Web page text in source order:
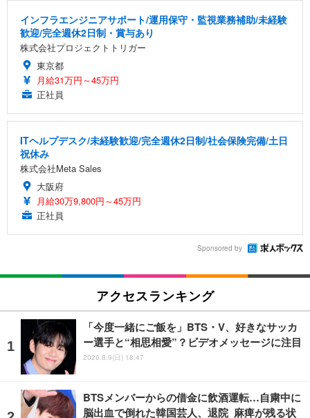
インフラエンジニアサポート/運用保守・監視業務補助/未経験
歓迎/完全週休2日制・賞与あり
株式会社プロジェクトトリガー
東京都
月給31万円～45万円
正社員
ITヘルプデスク/未経験歓迎/完全週休2日制/社会保険完備/土日
祝休み
株式会社Meta Sales
大阪府
月給30万9,800円～45万円
正社員
Sponsored by
アクセスランキング
「今度一緒にご飯を」BTS・V、好きなサッカ
ー選手と“相思相愛”？ビデオメッセージに注目
2026.8.9(日) 18:47
BTSメンバーからの借金に飲酒運転…自粛中に
脳出血で倒れた韓国芸人、退院 麻痺が残る状